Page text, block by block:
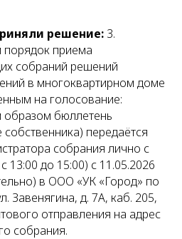
решение: 3.
порядок приема
собраний решений
в многоквартирном доме
на голосование:
бюллетень
передаётся
собрания лично с
13:00 до 15:00) с 11.05.2026
в ООО «УК «Город» по
Завенягина, д. 7А, каб. 205,
отправления на адрес
собрания.